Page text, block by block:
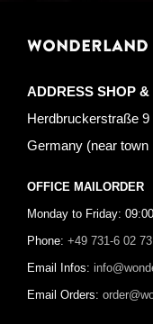
WONDERLAND
ADDRESS SHOP
Herdbruckerstraße 9
Germany (near town
OFFICE MAILORDER
Monday to Friday:
Phone: +49 731-6 02
Email Infos:
Email Orders: